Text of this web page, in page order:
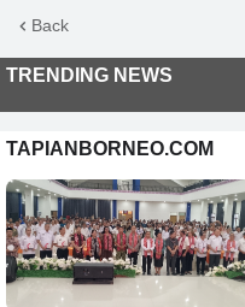
Back
TRENDING NEWS
TAPIANBORNEO.COM